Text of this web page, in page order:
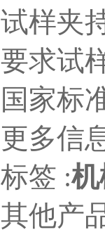
试样夹
要求试
国家标
更多信
标签 :
其他产